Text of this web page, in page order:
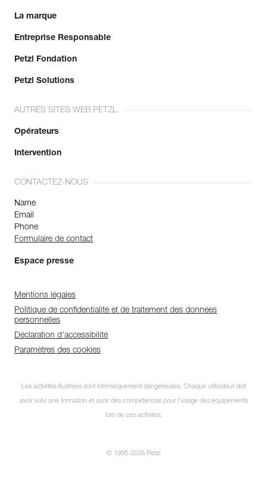
La marque
Entreprise Responsable
Petzl Fondation
Petzl Solutions
AUTRES SITES WEB PETZL
Opérateurs
Intervention
CONTACTEZ-NOUS
Name
Email
Phone
Formulaire de contact
Espace presse
Mentions légales
Politique de confidentialité et de traitement des données
personnelles
Déclaration d'accessibilité
Paramètres des cookies
Les activités illustrées sont intrinsèquement dangereuses. Chaque utilisateur doit
avoir suivi une formation et avoir des compétences pour l’usage des équipements
lors de ces activités.
© 1995-2026 Petzl